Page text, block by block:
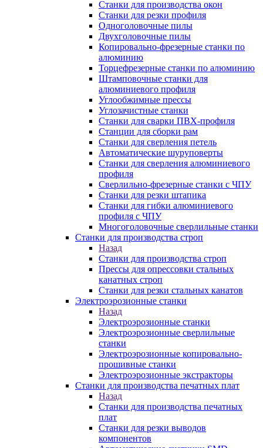
Станки для производства окон
Станки для резки профиля
Одноголовочные пилы
Двухголовочные пилы
Копировально-фрезерные станки по
алюминию
Торцефрезерные станки по алюминию
Штамповочные станки для
алюминиевого профиля
Углообжимные прессы
Углозачистные станки
Станки для сварки ПВХ-профиля
Станции для сборки рам
Станки для сверления петель
Автоматические шуруповерты
Станки для сверления алюминиевого
профиля
Сверлильно-фрезерные станки с ЧПУ
Станки для резки штапика
Станки для гибки алюминиевого
профиля с ЧПУ
Многоголовочные сверлильные станки
Станки для производства строп
Назад
Станки для производства строп
Прессы для опрессовки стальных
канатных строп
Станки для резки стальных канатов
Электроэрозионные станки
Назад
Электроэрозионные станки
Электроэрозионные сверлильные
станки
Электроэрозионные копировально-
прошивные станки
Электроэрозионные экстракторы
Станки для производства печатных плат
Назад
Станки для производства печатных
плат
Станки для резки выводов
компонентов